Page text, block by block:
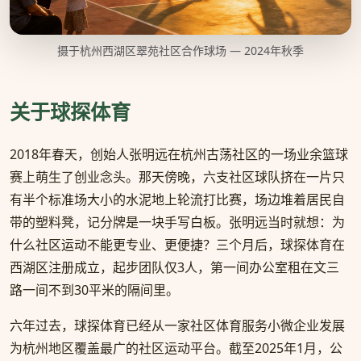
摄于杭州西湖区翠苑社区合作球场 — 2024年秋季
关于球探体育
2018年春天，创始人张明远在杭州古荡社区的一场业余篮球
赛上萌生了创业念头。那天傍晚，六支社区球队挤在一片只
有半个标准场大小的水泥地上轮流打比赛，场边堆着居民自
带的塑料凳，记分牌是一块手写白板。张明远当时就想：为
什么社区运动不能更专业、更便捷？三个月后，球探体育在
西湖区注册成立，起步团队仅3人，第一间办公室租在文三
路一间不到30平米的隔间里。
六年过去，球探体育已经从一家社区体育服务小微企业发展
为杭州地区覆盖最广的社区运动平台。截至2025年1月，公